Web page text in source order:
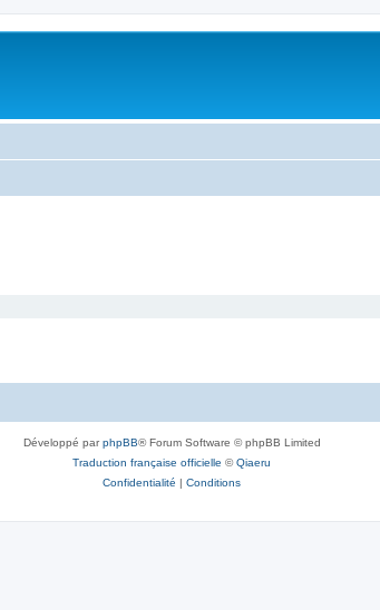
Développé parphpBB® Forum Software © phpBB Limited
Traduction française officielle ©Qiaeru
Confidentialité | Conditions